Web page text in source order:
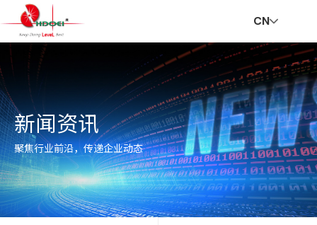
页
走
进
华
创
新
与
新
闻
资
会
责
招
贤
纳
联
系
我
V
R
CN
新闻资讯
聚焦行业前沿，传递企业动态